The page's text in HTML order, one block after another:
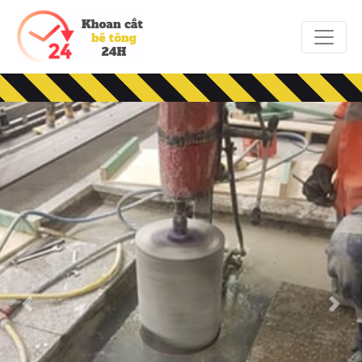
Previous Next